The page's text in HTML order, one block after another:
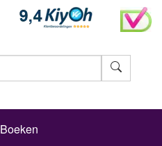
Boeken